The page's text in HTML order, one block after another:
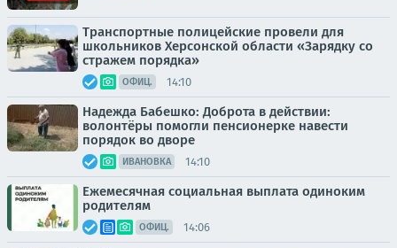
Транспортные полицейские провели для
школьников Херсонской области «Зарядку со
стражем порядка»
ОФИЦ. 14:10
Надежда Бабешко: Доброта в действии:
волонтёры помогли пенсионерке навести
порядок во дворе
ИВАНОВКА 14:10
Ежемесячная социальная выплата одиноким
родителям
ОФИЦ. 14:06